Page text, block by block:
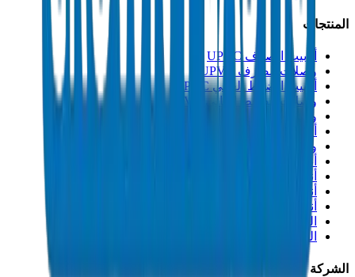
المنتجات
أنابيب الصرف UPVC
وصلات الصرف UPVC
أنابيب الضغط العالي PVC
وصلات الضغط العالي PVC
وصلات PVC جدول 40
أنابيب مجاري PVC
وصلات مجاري PVC
أنابيب القنوات PVC
أنابيب PP-R
أنابيب HDPE
أنابيب PEX
التصنيعات والإكسسوارات
المذيبات
الشركة